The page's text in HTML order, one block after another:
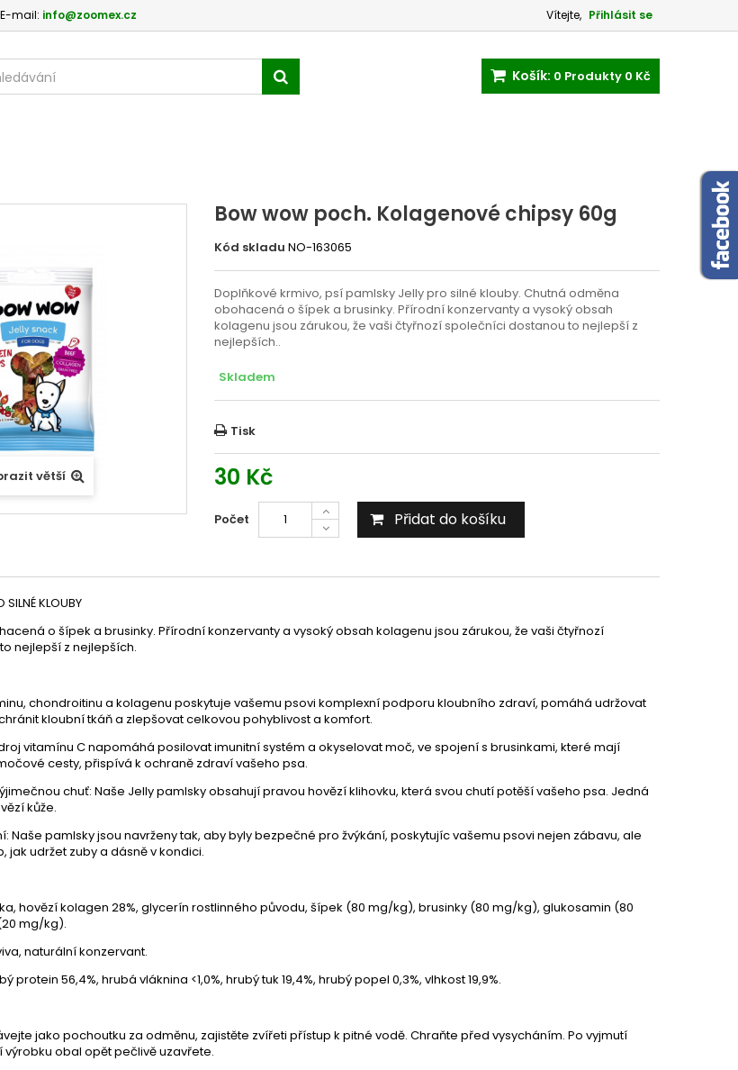
Vítejte, Přihlásit se
E-mail: info@zoomex.cz
Košík: 0 Produkty 0 Kč
větší
Bow wow poch. Kolagenové chipsy 60g
Kód skladu NO-163065
Doplňkové krmivo, psí pamlsky Jelly pro silné klouby. Chutná odměna
obohacená o šípek a brusinky. Přírodní konzervanty a vysoký obsah
kolagenu jsou zárukou, že vaši čtyřnozí společníci dostanou to nejlepší z
nejlepších..
Skladem
Tisk
30 Kč
Počet Přidat do košíku
SILNÉ KLOUBY
o šípek a brusinky. Přírodní konzervanty a vysoký obsah kolagenu jsou zárukou, že vaši čtyřnozí
nejlepší z nejlepších.
chondroitinu a kolagenu poskytuje vašemu psovi komplexní podporu kloubního zdraví, pomáhá udržovat
kloubní tkáň a zlepšovat celkovou pohyblivost a komfort.
vitamínu C napomáhá posilovat imunitní systém a okyselovat moč, ve spojení s brusinkami, které mají
cesty, přispívá k ochraně zdraví vašeho psa.
chuť: Naše Jelly pamlsky obsahují pravou hovězí klihovku, která svou chutí potěší vašeho psa. Jedná
kůže.
Naše pamlsky jsou navrženy tak, aby byly bezpečné pro žvýkání, poskytujíc vašemu psovi nejen zábavu, ale
jak udržet zuby a dásně v kondici.
hovězí kolagen 28%, glycerín rostlinného původu, šípek (80 mg/kg), brusinky (80 mg/kg), glukosamin (80
mg/kg).
naturální konzervant.
protein 56,4%, hrubá vláknina <1,0%, hrubý tuk 19,4%, hrubý popel 0,3%, vlhkost 19,9%.
jako pochoutku za odměnu, zajistěte zvířeti přístup k pitné vodě. Chraňte před vysycháním. Po vyjmutí
obal opět pečlivě uzavřete.